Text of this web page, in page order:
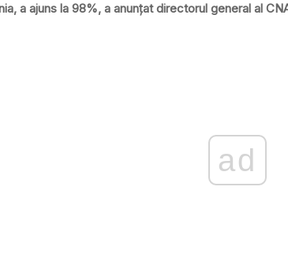
a ajuns la 98%, a anunțat directorul general al
ad